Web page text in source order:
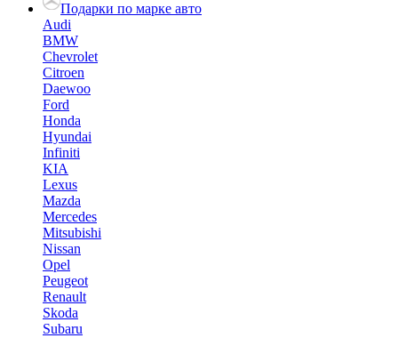
Подарки по марке авто
Audi
BMW
Chevrolet
Citroen
Daewoo
Ford
Honda
Hyundai
Infiniti
KIA
Lexus
Mazda
Mercedes
Mitsubishi
Nissan
Opel
Peugeot
Renault
Skoda
Subaru